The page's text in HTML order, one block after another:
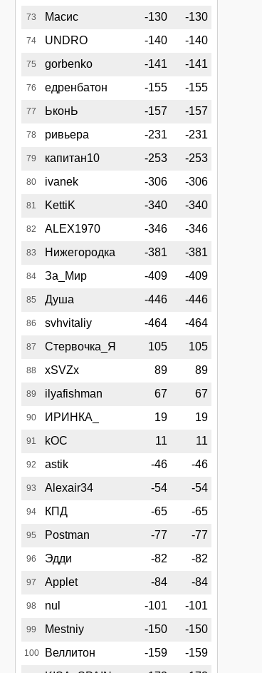
73 Масис -130 -130
74 UNDRO -140 -140
75 gorbenko -141 -141
76 едренбатон -155 -155
77 ЬконЬ -157 -157
78 ривьера -231 -231
79 капитан10 -253 -253
80 ivanek -306 -306
81 KettiK -340 -340
82 ALEX1970 -346 -346
83 Нижегородка -381 -381
84 За_Мир -409 -409
85 Душа -446 -446
86 svhvitaliy -464 -464
87 Стервочка_Я 105 105
88 xSVZx 89 89
89 ilyafishman 67 67
90 ИРИНКА_ 19 19
91 kOC 11 11
92 astik -46 -46
93 Alexair34 -54 -54
94 КПД -65 -65
95 Postman -77 -77
96 Эдди -82 -82
97 Applet -84 -84
98 nul -101 -101
99 Mestniy -150 -150
100 Веллитон -159 -159